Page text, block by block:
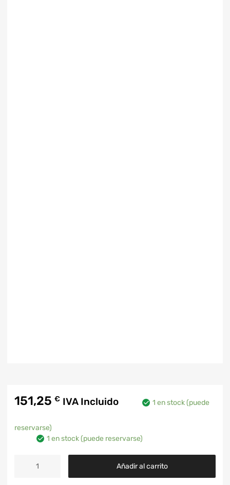
151,25 € IVA Incluido 1 en stock (puede
reservarse)
1 en stock (puede reservarse)
Añadir al carrito